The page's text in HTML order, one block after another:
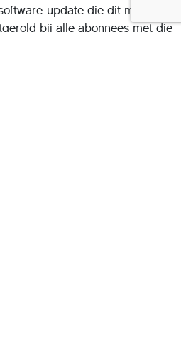
update die dit mogelijk
bij alle abonnees met die